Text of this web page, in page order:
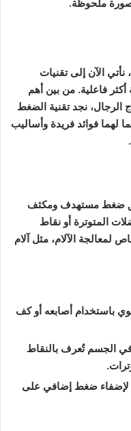
ملحوظة.
الآن إلى تقنيات
فاعلية. من بين أهم
الرجال، نجد تقنية الضغط
لهما فوائد فريدة وأساليب
ضغط مستهدف ومكثف
المتوترة أو نقاط
لمعالجة الآلام، مثل آلام
باستخدام أصابعه أو كف
الجسم تُعرف بالنقاط
لإضفاء ضغط إضافي على